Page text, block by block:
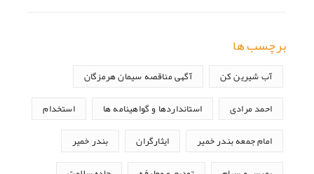
برچسب ها
آب شیرین کن آگهی مناقصه سیمان هرمزگان
احمد مرادی استانداردها و گواهینامه ها استخدام
امام جمعه بندر خمیر ایثارگران بندر خمیر